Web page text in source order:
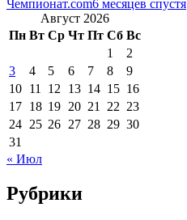
Чемпионат.com6 месяцев спустя
Август 2026
Пн Вт Ср Чт Пт Сб Вс
1
2
3
4 5 6 7 8
9
10 11 12 13 14 15 16
17 18 19 20 21 22 23
24 25 26 27 28 29 30
31
« Июл
Рубрики